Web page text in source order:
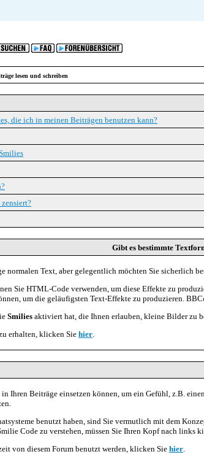
lesen und schreiben
die ich in meinen Beiträgen benutzen kann?
Gibt es bestimmte
normalen Text, aber gelegentlich möchten Sie sicherlich
Sie HTML-Code verwenden, um diese Effekte zu
um die geläufigsten Text-Effekte zu produzieren.
Smilies aktiviert hat, die Ihnen erlauben, kleine Bilder zu
erhalten, klicken Sie hier.
Ihren Beiträge einsetzen können, um ein Gefühl, z.B.
benutzt haben, sind Sie vermutlich mit dem
Code zu verstehen, müssen Sie Ihren Kopf nach links
von diesem Forum benutzt werden, klicken Sie hier.